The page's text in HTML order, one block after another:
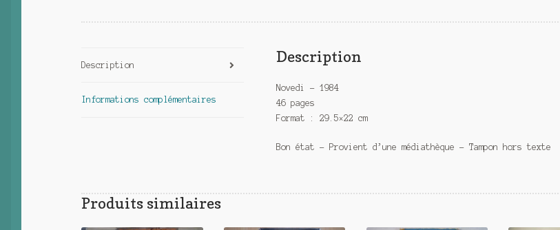
territoire
Description
Informations complémentaires
Description
Novedi – 1984
46 pages
Format : 29.5×22 cm
Bon état – Provient d’une médiathèque – Tampon hors texte
Produits similaires